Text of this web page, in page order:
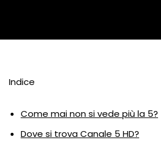
Indice
Come mai non si vede più la 5?
Dove si trova Canale 5 HD?